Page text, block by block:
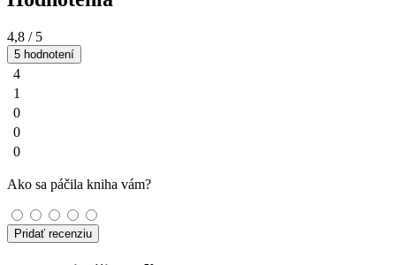
4,8 / 5
5 hodnotení
4
1
0
0
0
Ako sa páčila kniha vám?
Pridať recenziu